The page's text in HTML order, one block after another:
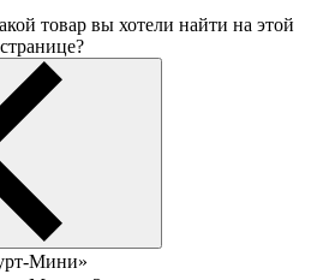
товар вы хотели найти на этой
странице?
Мини»